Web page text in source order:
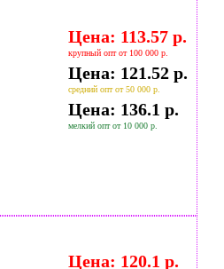
Цена: 113.57 р.
крупный опт от 100 000 р.
Цена: 121.52 р.
средний опт от 50 000 р.
Цена: 136.1 р.
мелкий опт от 10 000 р.
Цена: 120.1 р.